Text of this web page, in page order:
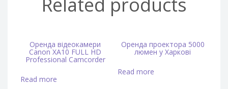
Оренда відеокамери
Canon XA10 FULL HD
Professional Camcorder
Read more
Оренда проектора 5000
люмен у Харкові
Read more